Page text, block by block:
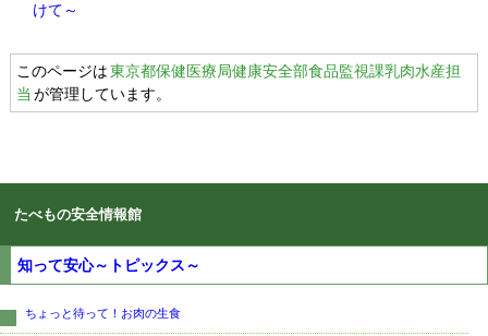
けて～
このページは東京都保健医療局健康安全部食品監視課乳肉水産担
当 が管理しています。
たべもの安全情報館
知って安心～トピックス～
ちょっと待って！お肉の生食